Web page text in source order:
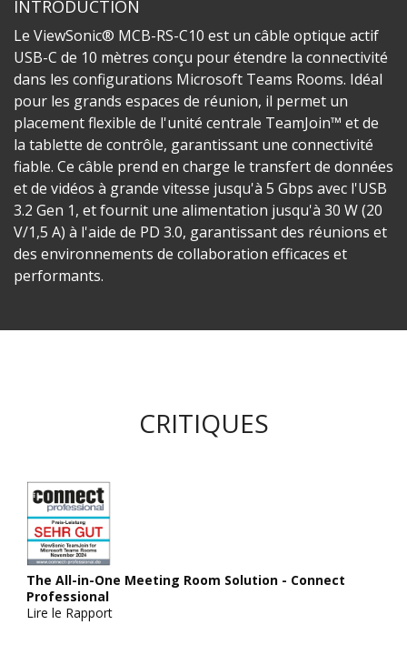
INTRODUCTION
Le ViewSonic® MCB-RS-C10 est un câble optique actif
USB-C de 10 mètres conçu pour étendre la connectivité
dans les configurations Microsoft Teams Rooms. Idéal
pour les grands espaces de réunion, il permet un
placement flexible de l'unité centrale TeamJoin™ et de
la tablette de contrôle, garantissant une connectivité
fiable. Ce câble prend en charge le transfert de données
et de vidéos à grande vitesse jusqu'à 5 Gbps avec l'USB
3.2 Gen 1, et fournit une alimentation jusqu'à 30 W (20
V/1,5 A) à l'aide de PD 3.0, garantissant des réunions et
des environnements de collaboration efficaces et
performants.
CRITIQUES
The All-in-One Meeting Room Solution - Connect
Professional
Lire le Rapport